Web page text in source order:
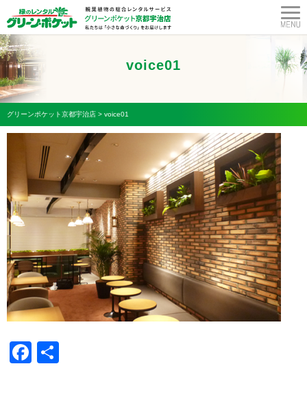
voice01
グリーンポケット京都宇治店 > voice01
Facebook